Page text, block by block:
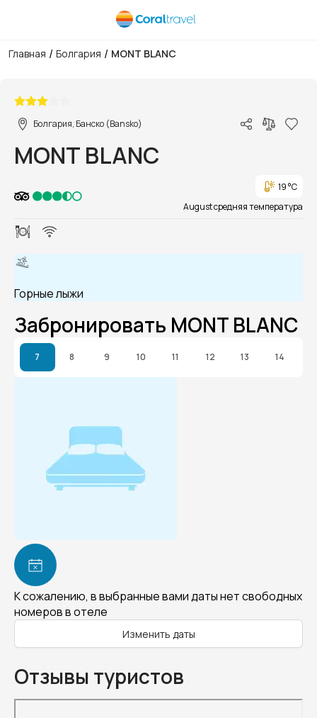
Главная / Болгария / MONT BLANC
Болгария, Банско (Bansko)
MONT BLANC
19 °C
August средняя температура
Горные лыжи
Забронировать MONT BLANC
7 8 9 10 11 12 13 14
К сожалению, в выбранные вами даты нет свободных
номеров в отеле
Изменить даты
Отзывы туристов